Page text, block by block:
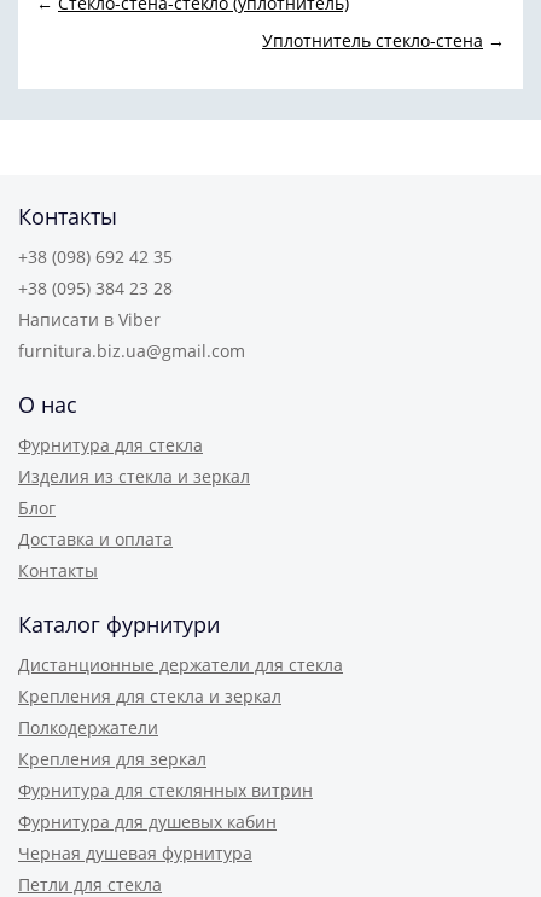
Уплотнитель стекло-стена →
Контакты
+38 (098) 692 42 35
+38 (095) 384 23 28
Написати в Viber
furnitura.biz.ua@gmail.com
О нас
Фурнитура для стекла
Изделия из стекла и зеркал
Блог
Доставка и оплата
Контакты
Каталог фурнитури
Дистанционные держатели для стекла
Крепления для стекла и зеркал
Полкодержатели
Крепления для зеркал
Фурнитура для стеклянных витрин
Фурнитура для душевых кабин
Черная душевая фурнитура
Петли для стекла